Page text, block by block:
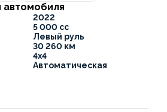
автомобиля
2022
5 000 cc
Левый руль
30 260 км
4x4
Автоматическая